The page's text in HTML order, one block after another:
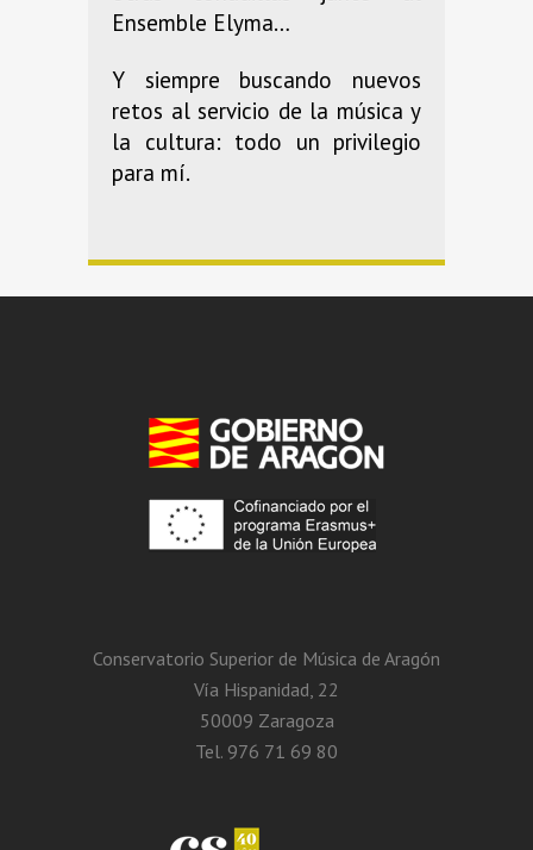
Ensemble Elyma…
Y siempre buscando nuevos
retos al servicio de la música y
la cultura: todo un privilegio
para mí.
Conservatorio Superior de Música de Aragón
Vía Hispanidad, 22
50009 Zaragoza
Tel. 976 71 69 80